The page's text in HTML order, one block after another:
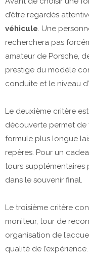
d’être regardés
véhicule. Une
recherchera pas
amateur de Porsche,
prestige du modèle
conduite et le niveau
Le deuxième critère
découverte permet de
formule plus longue
repères. Pour un
tours supplémentaires
dans le souvenir final.
Le troisième critère
moniteur, tour de
organisation de
qualité de